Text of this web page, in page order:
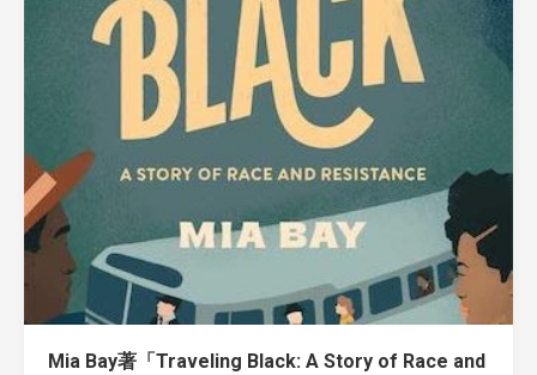
Mia Bay著「Traveling Black: A Story of Race and